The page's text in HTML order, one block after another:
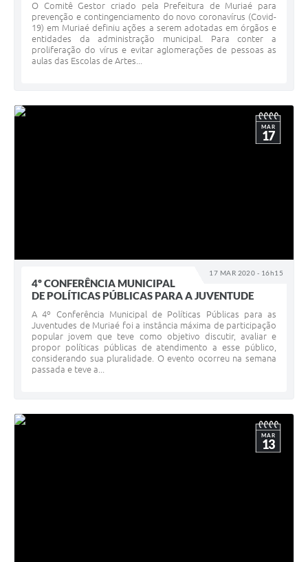
O Comitê Gestor criado pela Prefeitura de Muriaé para
prevenção e contingenciamento do novo coronavírus (Covid-
19) em Muriaé definiu ações a serem adotadas em órgãos e
entidades da administração municipal. Para conter a
proliferação do vírus e evitar aglomerações de pessoas as
aulas das Escolas de Artes...
17 MAR 2020 - 16h15
MAR
17
4º CONFERÊNCIA MUNICIPAL
DE POLÍTICAS PÚBLICAS PARA A JUVENTUDE
A 4º Conferência Municipal de Políticas Públicas para as
Juventudes de Muriaé foi a instância máxima de participação
popular jovem que teve como objetivo discutir, avaliar e
propor políticas públicas de atendimento a esse público,
considerando sua pluralidade. O evento ocorreu na semana
passada e teve a...
MAR
13